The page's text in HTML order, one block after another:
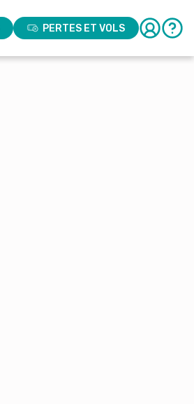
PERTES ET VOLS